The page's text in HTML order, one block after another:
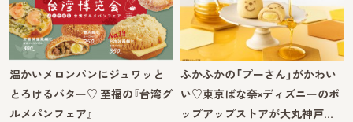
温かいメロンパンにジュワッと
とろけるバター♡ 至福の『台湾グ
ルメパンフェア』
ふかふかの「プーさん」がかわい
い♡東京ばな奈×ディズニーのポ
ップアップストアが大丸神戸…